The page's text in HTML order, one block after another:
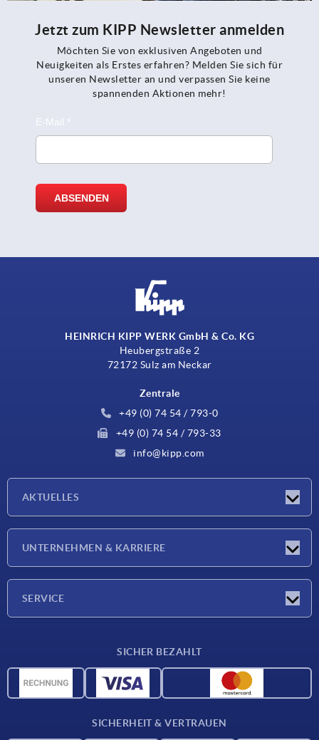
Jetzt zum KIPP Newsletter anmelden
Möchten Sie von exklusiven Angeboten und
Neuigkeiten als Erstes erfahren? Melden Sie sich für
unseren Newsletter an und verpassen Sie keine
spannenden Aktionen mehr!
HEINRICH KIPP WERK GmbH & Co. KG
Heubergstraße 2
72172 Sulz am Neckar
Zentrale
+49 (0) 74 54 / 793-0
+49 (0) 74 54 / 793-33
info@kipp.com
AKTUELLES
Presseberichte
UNTERNEHMEN & KARRIERE
SERVICE
Werkstoffübersicht
SICHER BEZAHLT
SICHERHEIT & VERTRAUEN